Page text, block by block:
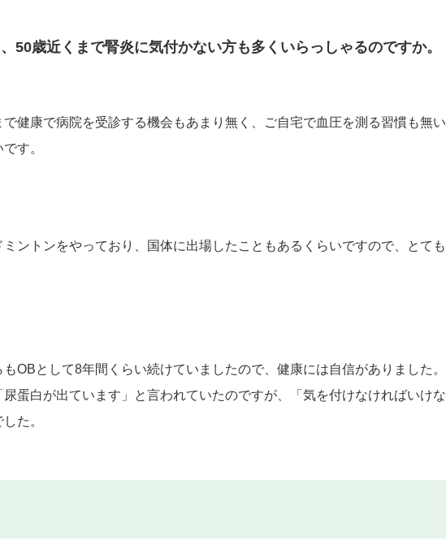
50歳近くまで腎炎に気付かない方も多くいらっしゃるのですか。
健康で病院を受診する機会もあまり無く、ご自宅で血圧を測る習慣も無い
す。
ントンをやっており、国体に出場したこともあるくらいですので、とても
OBとして8年間くらい続けていましたので、健康には自信がありました。
蛋白が出ています」と言われていたのですが、「気を付けなければいけな
た。